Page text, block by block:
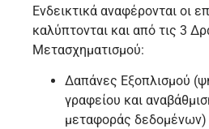
Ενδεικτικά αναφέρονται οι
καλύπτονται και από τις 3
Μετασχηματισμού:
Δαπάνες Εξοπλισμού
γραφείου και
μεταφοράς δεδομένων)